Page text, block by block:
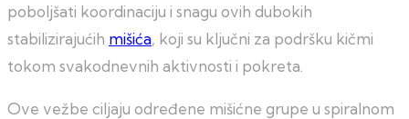
poboljšati koordinaciju i snagu ovih dubokih
stabilizirajućih mišića, koji su ključni za podršku kičmi
tokom svakodnevnih aktivnosti i pokreta.
Ove vežbe ciljaju određene mišićne grupe u spiralnom